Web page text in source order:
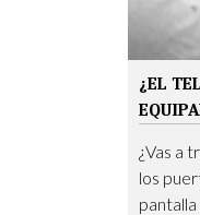
¿EL
¿Vas a
los